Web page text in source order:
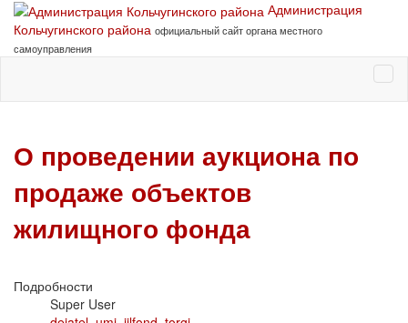
Администрация
Кольчугинского района официальный сайт органа местного
самоуправления
О проведении аукциона по
продаже объектов
жилищного фонда
Подробности
Super User